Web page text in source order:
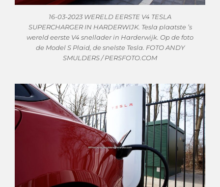
16-03-2023 WERELD EERSTE V4 TESLA
SUPERCHARGER IN HARDERWIJK. Tesla plaatste ’s
wereld eerste V4 snellader in Harderwijk. Op de foto
de Model S Plaid, de snelste Tesla. FOTO ANDY
SMULDERS / PERSFOTO.COM